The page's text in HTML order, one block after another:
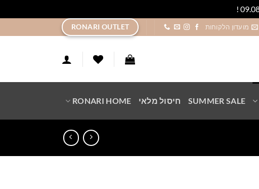
מועדון הלקוחות RONARI OUTLET
SUMMER SALE חיסול מלאי RONARI HOME